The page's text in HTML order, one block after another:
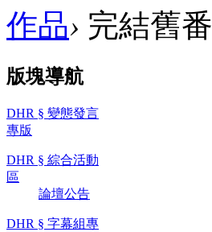
作品› 完結舊番
版塊導航
DHR § 變態發言
專版
DHR § 綜合活動
區
論壇公告
DHR § 字幕組專